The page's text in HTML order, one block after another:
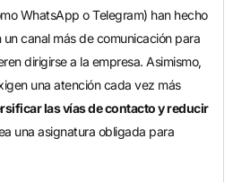
WhatsApp o Telegram) han hecho
canal más de comunicación para
dirigirse a la empresa. Asimismo,
una atención cada vez más
las vías de contacto y reducir
una asignatura obligada para